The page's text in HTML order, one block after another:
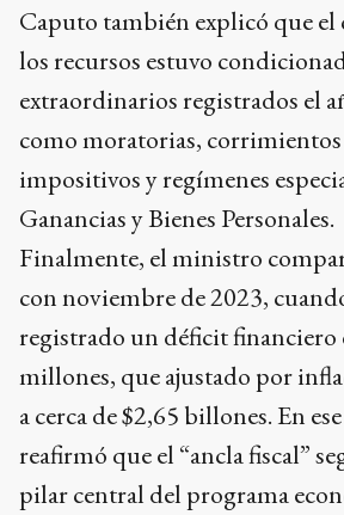
Caputo también explicó que
los recursos estuvo
extraordinarios registrados el
como moratorias,
impositivos y regímenes
Ganancias y Bienes Personales.
Finalmente, el ministro
con noviembre de 2023,
registrado un déficit financiero
millones, que ajustado por
a cerca de $2,65 billones. En
reafirmó que el “ancla fiscal”
pilar central del programa